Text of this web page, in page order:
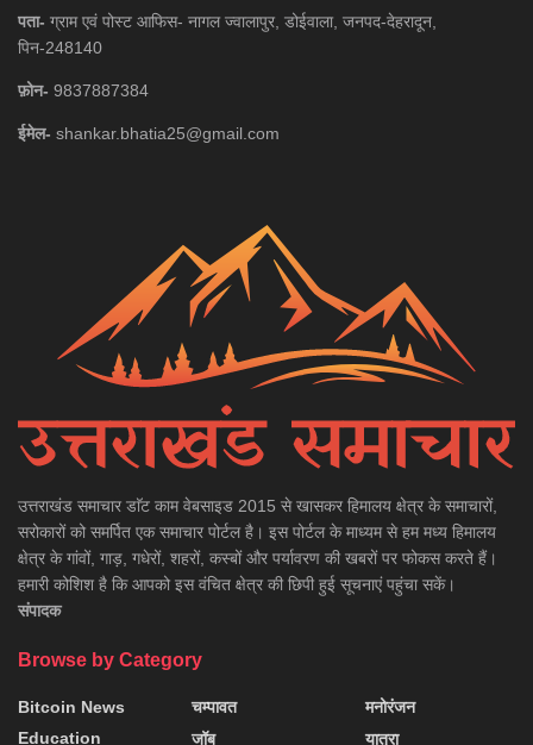
पता- ग्राम एवं पोस्ट आफिस- नागल ज्वालापुर, डोईवाला, जनपद-देहरादून,
पिन-248140
फ़ोन- 9837887384
ईमेल- shankar.bhatia25@gmail.com
उत्तराखंड समाचार डाॅट काम वेबसाइड 2015 से खासकर हिमालय क्षेत्र के समाचारों,
सरोकारों को समर्पित एक समाचार पोर्टल है। इस पोर्टल के माध्यम से हम मध्य हिमालय
क्षेत्र के गांवों, गाड़, गधेरों, शहरों, कस्बों और पर्यावरण की खबरों पर फोकस करते हैं।
हमारी कोशिश है कि आपको इस वंचित क्षेत्र की छिपी हुई सूचनाएं पहुंचा सकें।
संपादक
Browse by Category
Bitcoin News
Education
चम्पावत
जॉब
मनोरंजन
यात्रा